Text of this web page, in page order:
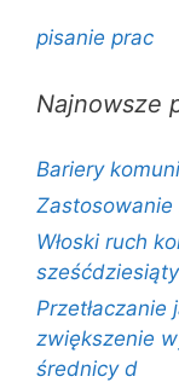
pisanie prac
Najnowsze
Bariery
Włoski ruch
Przetłaczanie
zwiększenie
średnicy d